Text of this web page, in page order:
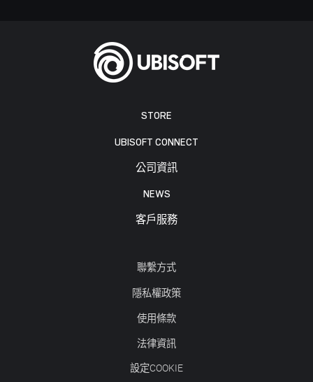
STORE
UBISOFT CONNECT
公司資訊
NEWS
客戶服務
聯繫方式
隱私權政策
使用條款
法律資訊
設定COOKIE